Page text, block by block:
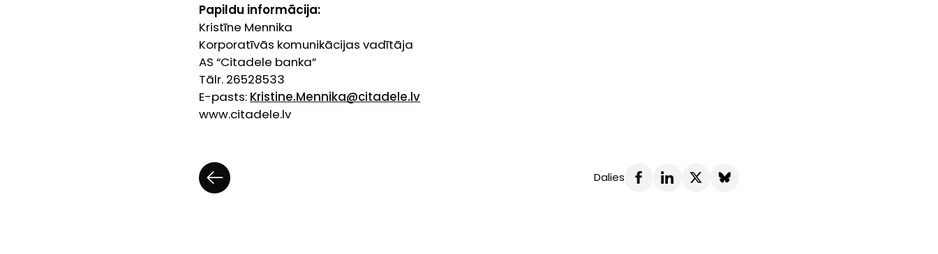
Papildu informācija:
Kristīne Mennika
Korporatīvās komunikācijas vadītāja
AS “Citadele banka”
Tālr. 26528533
E-pasts: Kristine.Mennika@citadele.lv
www.citadele.lv
Dalies